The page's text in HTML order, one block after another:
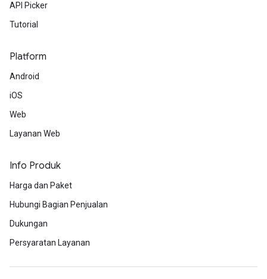
API Picker
Tutorial
Platform
Android
iOS
Web
Layanan Web
Info Produk
Harga dan Paket
Hubungi Bagian Penjualan
Dukungan
Persyaratan Layanan